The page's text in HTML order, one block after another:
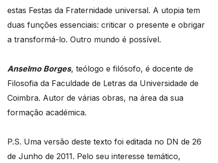
estas Festas da Fraternidade universal. A utopia tem
duas funções essenciais: criticar o presente e obrigar
a transformá-lo. Outro mundo é possível.
Anselmo Borges, teólogo e filósofo, é docente de
Filosofia da Faculdade de Letras da Universidade de
Coimbra. Autor de várias obras, na área da sua
formação académica.
P.S. Uma versão deste texto foi editada no DN de 26
de Junho de 2011. Pelo seu interesse temático,